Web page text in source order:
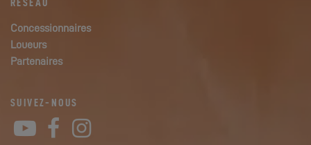
RÉSEAU
Concessionnaires
Loueurs
Partenaires
SUIVEZ-NOUS
YouTube
Facebook
Instagram